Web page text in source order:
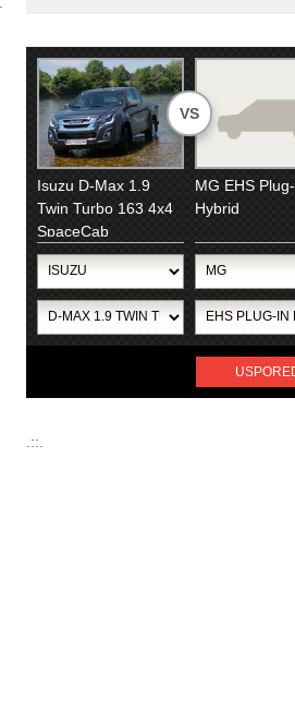
VS
Isuzu D-Max 1.9
Twin Turbo 163 4x4
SpaceCab
MG EHS
Hybrid
.::.